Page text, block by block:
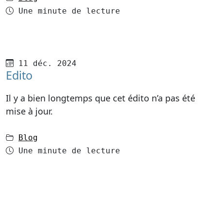
Temps de lecture
Une minute de lecture
Publié le
11 déc. 2024
Edito
Il y a bien longtemps que cet édito n’a pas été
mise à jour.
dans
Blog
Temps de lecture
Une minute de lecture